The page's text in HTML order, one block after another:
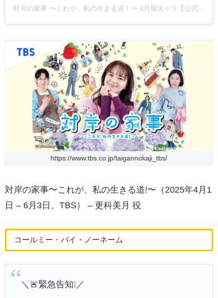
https://www.tbs.co.jp/taigannokaji_tbs/
対岸の家事〜これが、私の生きる道!〜（2025年4月1
日 – 6月3日、TBS） – 更科美月 役
コールミー・バイ・ノーネーム
＼🚨緊急告知❕／